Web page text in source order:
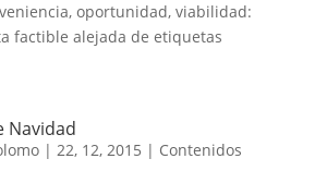
oportunidad, viabilidad:
factible alejada de etiquetas
Navidad
| 22, 12, 2015 | Contenidos